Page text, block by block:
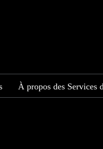
À propos des Services